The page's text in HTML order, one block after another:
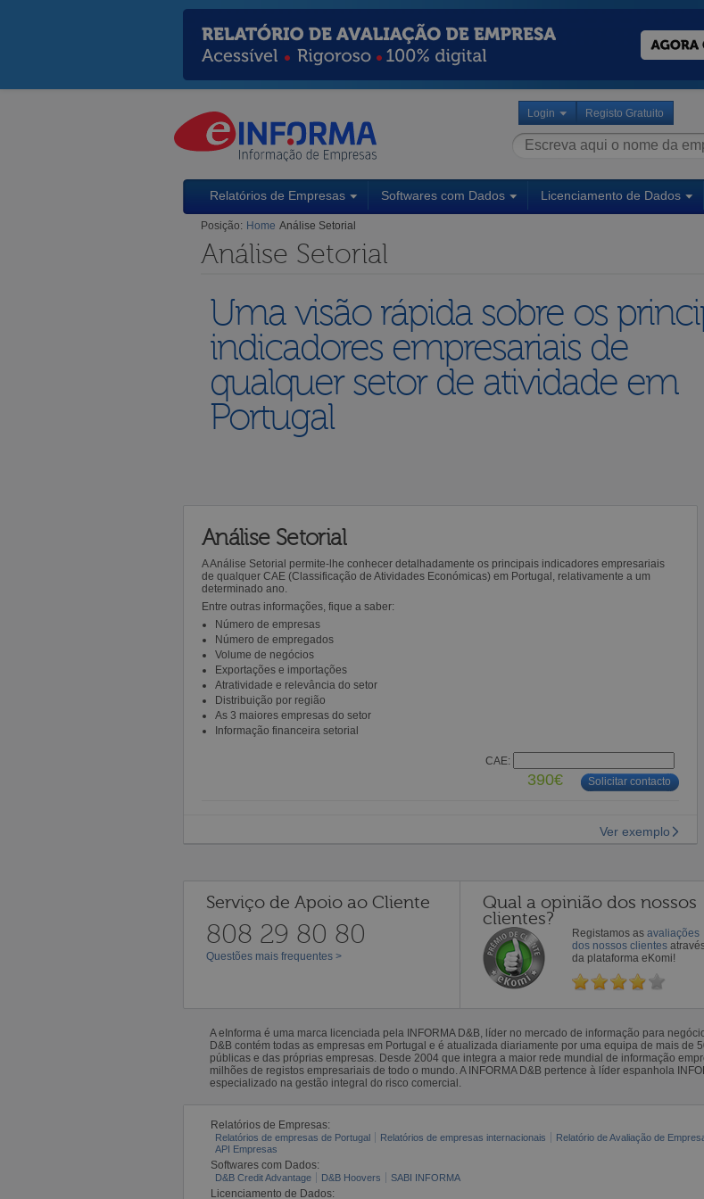
Login Registo Gratuito
Relatórios de Empresas Softwares com Dados Licenciamento de Dados
Posição: Home Análise Setorial
Análise Setorial
Uma visão rápida sobre os
indicadores empresariais de
qualquer setor de atividade em
Portugal
Análise Setorial
A Análise Setorial permite-lhe conhecer detalhadamente os principais indicadores empresariais
de qualquer CAE (Classificação de Atividades Económicas) em Portugal, relativamente a um
determinado ano.
Entre outras informações, fique a saber:
Número de empresas
Número de empregados
Volume de negócios
Exportações e importações
Atratividade e relevância do setor
Distribuição por região
As 3 maiores empresas do setor
Informação financeira setorial
CAE:
390€ Solicitar contacto
Ver exemplo
Serviço de Apoio ao Cliente
808 29 80 80
Questões mais frequentes >
Qual a opinião dos nossos
clientes?
Registamos as avaliações
dos nossos clientes
da plataforma eKomi!
A eInforma é uma marca licenciada pela INFORMA D&B, líder no mercado de informação para
D&B contém todas as empresas em Portugal e é atualizada diariamente por uma equipa de mais de
públicas e das próprias empresas. Desde 2004 que integra a maior rede mundial de informação
milhões de registos empresariais de todo o mundo. A INFORMA D&B pertence à líder espanhola
especializado na gestão integral do risco comercial.
Relatórios de Empresas:
Relatórios de empresas de Portugal Relatórios de empresas internacionais Relatório de Avaliação de
API Empresas
Softwares com Dados:
D&B Credit Advantage D&B Hoovers SABI INFORMA
Licenciamento de Dados: